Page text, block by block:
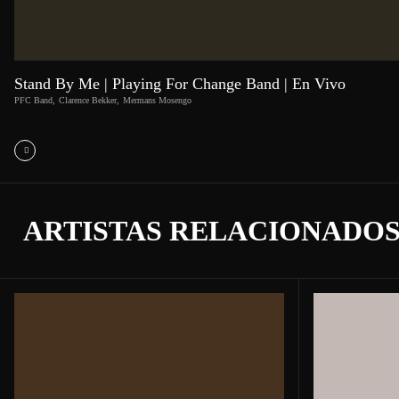
Stand By Me | Playing For Change Band | En Vivo
PFC Band, Clarence Bekker, Mermans Mosengo
ARTISTAS